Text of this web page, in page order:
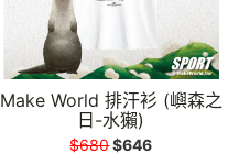
Make World 排汗衫 (嶼森之
日-水獺)
$680$646